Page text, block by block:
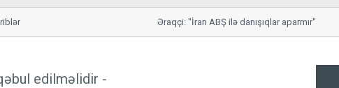
Əraqçi: "İran ABŞ ilə danışıqlar aparmır"
edilməlidir -